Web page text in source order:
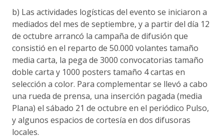
b) Las actividades logísticas del evento se iniciaron a
mediados del mes de septiembre, y a partir del día 12
de octubre arrancó la campaña de difusión que
consistió en el reparto de 50.000 volantes tamaño
media carta, la pega de 3000 convocatorias tamaño
doble carta y 1000 posters tamaño 4 cartas en
selección a color. Para complementar se llevó a cabo
una rueda de prensa, una inserción pagada (media
Plana) el sábado 21 de octubre en el periódico Pulso,
y algunos espacios de cortesía en dos difusoras
locales.